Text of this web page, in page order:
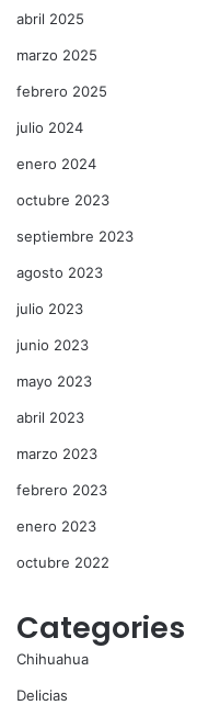
abril 2025
marzo 2025
febrero 2025
julio 2024
enero 2024
octubre 2023
septiembre 2023
agosto 2023
julio 2023
junio 2023
mayo 2023
abril 2023
marzo 2023
febrero 2023
enero 2023
octubre 2022
Categories
Chihuahua
Delicias